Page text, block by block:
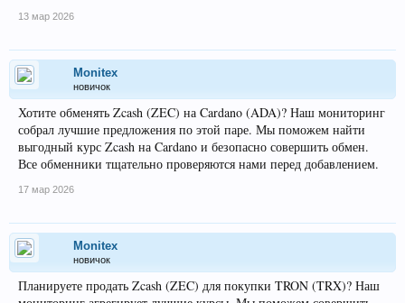
13 мар 2026
Monitex
новичок
Хотите обменять Zcash (ZEC) на Cardano (ADA)? Наш мониторинг
собрал лучшие предложения по этой паре. Мы поможем найти
выгодный курс Zcash на Cardano и безопасно совершить обмен.
Все обменники тщательно проверяются нами перед добавлением.
17 мар 2026
Monitex
новичок
Планируете продать Zcash (ZEC) для покупки TRON (TRX)? Наш